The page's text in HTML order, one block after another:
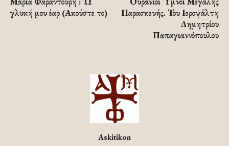
γλυκή μου έαρ (Ακούστε το)
Παρασκευής. Του Ιεροψάλτη
Δημητρίου
Παπαγιαννόπουλου
Askitikon